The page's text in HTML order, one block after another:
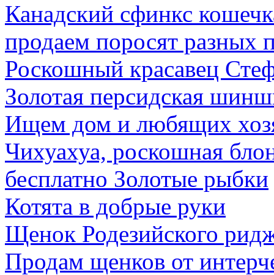
Канадский сфинкс
продаем поросят разных
Роскошный красавец
Золотая персидская
Ищем дом и любящих
Чихуахуа, роскошная
бесплатно Золотые рыбки
Котята в добрые руки
Щенок Родезийского
Продам щенков от